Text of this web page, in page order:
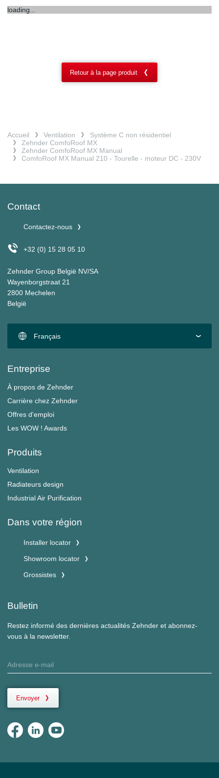
loading...
Retour à la page produit
Accueil Ventilation
Système C non résidentiel
Zehnder ComfoRoof MX
Zehnder ComfoRoof MX Manual
ComfoRoof MX Manual 210 - Tourelle - moteur DC - 230V
Contact
Contactez-nous
+32 (0) 15 28 05 10
Zehnder Group België NV/SA
Wayenborgstraat 21
2800 Mechelen
België
Français
Entreprise
À propos de Zehnder
Carrière chez Zehnder
Offres d'emploi
Les WOW ! Awards
Produits
Ventilation
Radiateurs design
Industrial Air Purification
Dans votre région
Installer locator
Showroom locator
Grossistes
Bulletin
Restez informé des dernières actualités Zehnder et abonnez-
vous à la newsletter.
Envoyer